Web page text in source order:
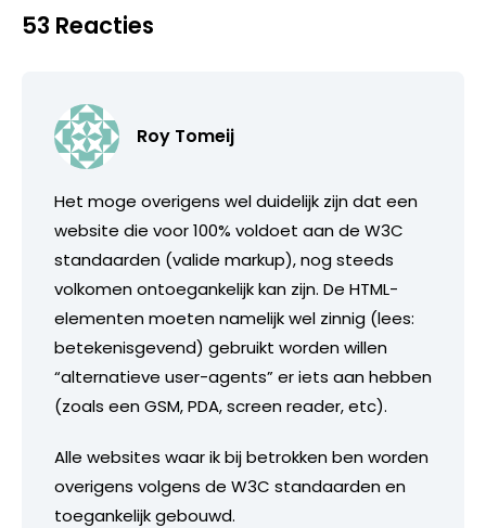
53 Reacties
Roy Tomeij
Het moge overigens wel duidelijk zijn dat een
website die voor 100% voldoet aan de W3C
standaarden (valide markup), nog steeds
volkomen ontoegankelijk kan zijn. De HTML-
elementen moeten namelijk wel zinnig (lees:
betekenisgevend) gebruikt worden willen
“alternatieve user-agents” er iets aan hebben
(zoals een GSM, PDA, screen reader, etc).
Alle websites waar ik bij betrokken ben worden
overigens volgens de W3C standaarden en
toegankelijk gebouwd.